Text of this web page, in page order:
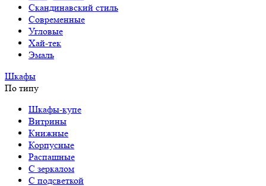
Скандинавский стиль
Современные
Угловые
Хай-тек
Эмаль
Шкафы
По типу
Шкафы-купе
Витрины
Книжные
Корпусные
Распашные
С зеркалом
С подсветкой